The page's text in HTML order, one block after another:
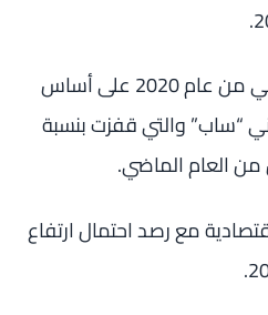
وتأثرت أرباح القطاع بنتائج 7 بنوك والتي سجلت انخفاضا بالربع الثاني من عام 2020 على أساس
“ساب” والتي قفزت بنسبة
مع رصد احتمال ارتفاع